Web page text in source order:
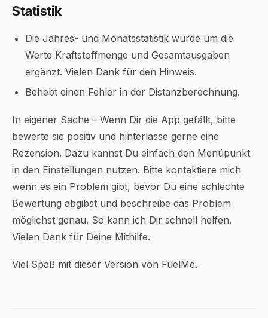
Statistik
Die Jahres- und Monatsstatistik wurde um die
Werte Kraftstoffmenge und Gesamtausgaben
ergänzt. Vielen Dank für den Hinweis.
Behebt einen Fehler in der Distanzberechnung.
In eigener Sache – Wenn Dir die App gefällt, bitte
bewerte sie positiv und hinterlasse gerne eine
Rezension. Dazu kannst Du einfach den Menüpunkt
in den Einstellungen nutzen. Bitte kontaktiere mich
wenn es ein Problem gibt, bevor Du eine schlechte
Bewertung abgibst und beschreibe das Problem
möglichst genau. So kann ich Dir schnell helfen.
Vielen Dank für Deine Mithilfe.
Viel Spaß mit dieser Version von FuelMe.